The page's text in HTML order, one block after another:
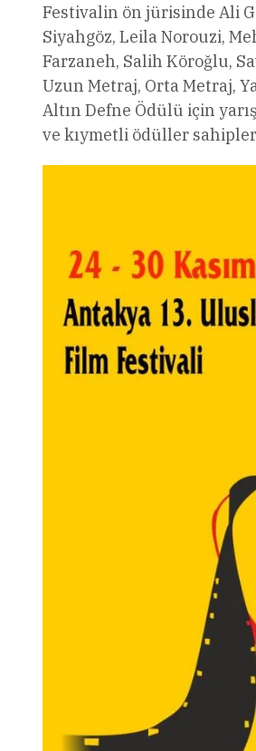
Festivalin ön jürisinde Ali
Siyahgöz, Leila Norouzi,
Farzaneh, Salih Köroğlu,
Uzun Metraj, Orta Metraj,
Altın Defne Ödülü için
ve kıymetli ödüller